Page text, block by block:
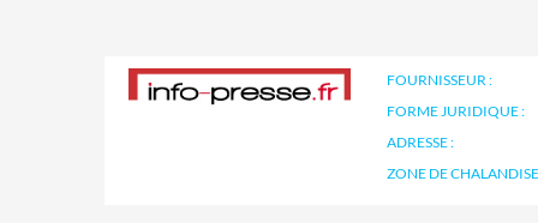
FOURNISSEUR :
FORME JURIDIQUE :
ADRESSE :
ZONE DE